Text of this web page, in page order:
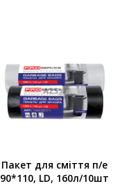
Пакет для смiття п/е
90*110, LD, 160л/10шт